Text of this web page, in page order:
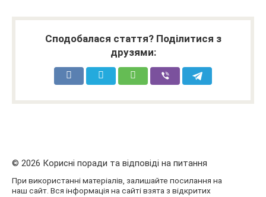
Сподобалася стаття? Поділитися з
друзями:
© 2026 Корисні поради та відповіді на питання
При використанні матеріалів, залишайте посилання на
наш сайт. Вся інформація на сайті взята з відкритих